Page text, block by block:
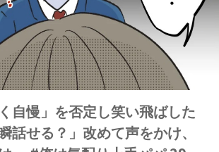
自慢」を否定し笑い飛ばした
話せる？」改めて声をかけ、